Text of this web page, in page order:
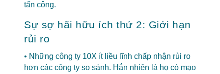
tấn công.
Sự sợ hãi hữu ích thứ 2: Giới hạn
rủi ro
• Những công ty 10X ít liều lĩnh chấp nhận rủi ro
hơn các công ty so sánh. Hẳn nhiên là họ có mạo